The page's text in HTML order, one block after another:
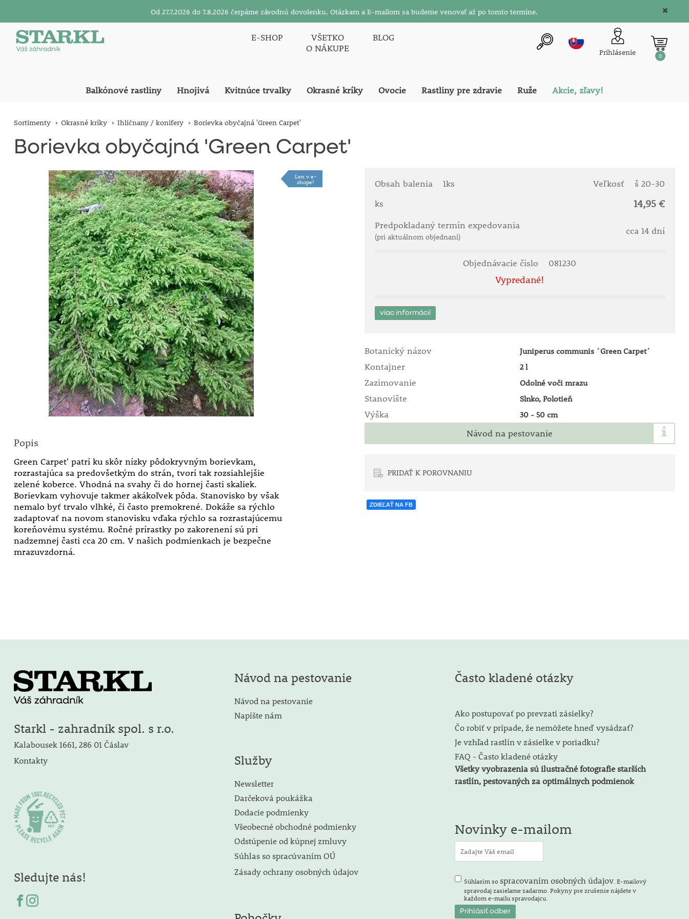
Od 27.7.2026 do 7.8.2026 čerpáme závodnú dovolenku. Otázkam a E-mailom sa budeme venovať až po tomto termíne.
E-SHOP
VŠETKO
O NÁKUPE
BLOG
Prihlásenie 0
Balkónové rastliny Hnojivá Kvitnúce trvalky Okrasné kríky Ovocie Rastliny pre zdravie Ruže Akcie, zľavy!
Sortimenty Okrasné kríky Ihličnany / konifery Borievka obyčajná 'Green Carpet'
Borievka obyčajná 'Green Carpet'
Len v e-
shope!
Popis
Green Carpet' patrí ku skôr nízky pôdokryvným borievkam,
rozrastajúca sa predovšetkým do strán, tvorí tak rozsiahlejšie
zelené koberce. Vhodná na svahy či do hornej časti skaliek.
Borievkam vyhovuje takmer akákoľvek pôda. Stanovisko by však
nemalo byť trvalo vlhké, či často premokrené. Dokáže sa rýchlo
zadaptovať na novom stanovisku vďaka rýchlo sa rozrastajúcemu
koreňovému systému. Ročné prírastky po zakorenení sú pri
nadzemnej časti cca 20 cm. V našich podmienkach je bezpečne
mrazuvzdorná.
Obsah balenia 1ks Veľkosť
š 20-30
ks
14,95 €
Predpokladaný termín expedovania
(pri aktuálnom objednaní)
cca 14 dní
Objednávacie číslo 081230
Vypredané!
viac informácií
Botanický názov Juniperus communis ´Green Carpet´
Kontajner 2 l
Zazimovanie Odolné voči mrazu
Stanovište Slnko, Polotieň
Výška 30 - 50 cm
Návod na pestovanie
PRIDAŤ K POROVNANIU
ZDIEĽAŤ NA FB
Starkl - zahradník spol. s r.o.
Kalabousek 1661, 286 01 Čáslav
Kontakty
Sledujte nás!
Návod na pestovanie
Návod na pestovanie
Napíšte nám
Služby
Newsletter
Darčeková poukážka
Dodacie podmienky
Všeobecné obchodné podmienky
Odstúpenie od kúpnej zmluvy
Súhlas so spracúvaním OÚ
Zásady ochrany osobných údajov
Často kladené otázky
Ako postupovať po prevzatí zásielky?
Čo robiť v prípade, že nemôžete hneď vysádzať?
Je vzhľad rastlín v zásielke v poriadku?
FAQ - Často kladené otázky
Všetky vyobrazenia sú ilustračné fotografie starších
rastlín, pestovaných za optimálnych podmienok
Novinky e-mailom
Súhlasím so spracovaním osobných údajov . E-mailový
spravodaj zasielame zadarmo. Pokyny pre zrušenie nájdete v
každom e-mailu spravodajcu.